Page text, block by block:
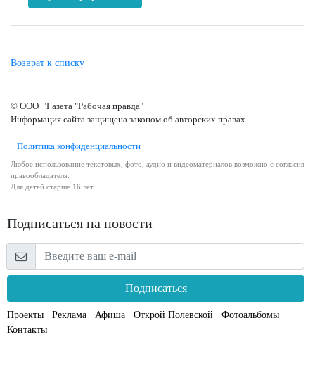
Возврат к списку
© ООО "Газета "Рабочая правда"
Информация сайта защищена законом об авторских правах.
Политика конфиденциальности
Любое использование текстовых, фото, аудио и видеоматериалов возможно с согласия
правообладателя.
Для детей старше 16 лет.
Подписаться на новости
Подписаться
Проекты Реклама Афиша Открой Полевской
Фотоальбомы
Контакты